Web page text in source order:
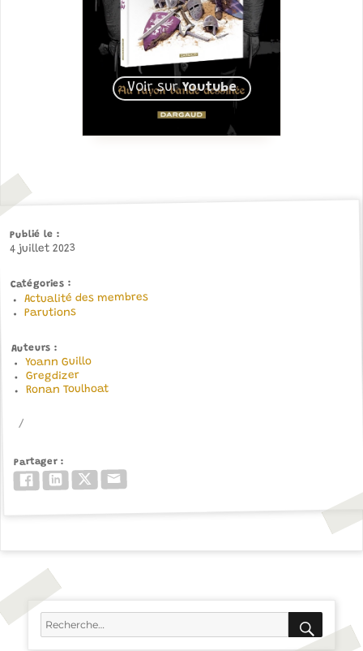
Voir surYoutube
Publié le
4 juillet 2023
Catégories
Actualité des membres
Parutions
Auteurs
Yoann Guillo
Gregdizer
Ronan Toulhoat
Partager
FacebookLinkedInTwitter/X
Recherche